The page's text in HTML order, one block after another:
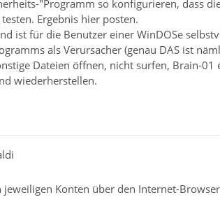
"Programm so konfigurieren, dass
Ergebnis hier posten.
ist für die Benutzer einer WinDOSe
als Verursacher (genau DAS ist
Dateien öffnen, nicht surfen, Brain-
wiederherstellen.
jeweiligen Konten über den Internet-